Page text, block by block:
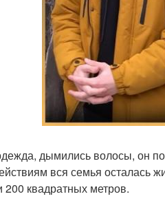
дымились волосы, он
вся семья осталась
200 квадратных метров.